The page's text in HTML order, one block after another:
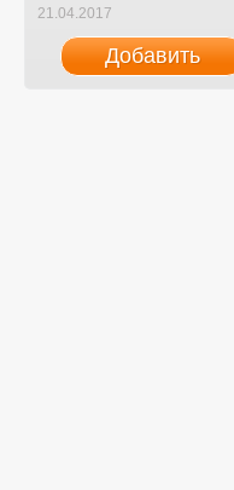
21.04.2017
Добавить